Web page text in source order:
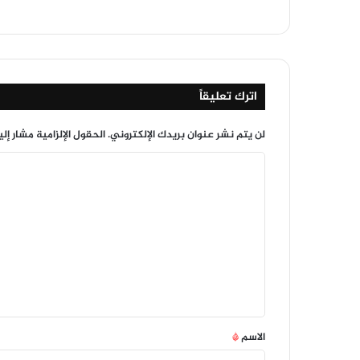
اترك تعليقاً
لن يتم نشر عنوان بريدك الإلكتروني.الحقول الإلزامية مشار
*
الاسم*